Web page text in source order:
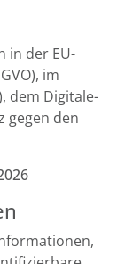
in der EU-
im
dem Digitale-
gegen den